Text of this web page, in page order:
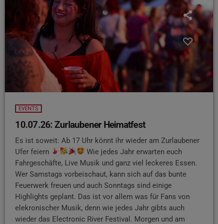
EVENTS
10.07.26: Zurlaubener Heimatfest
Es ist soweit: Ab 17 Uhr könnt ihr wieder am Zurlaubener
Ufer feiern
Wie jedes Jahr erwarten euch
Fahrgeschäfte, Live Musik und ganz viel leckeres Essen.
Wer Samstags vorbeischaut, kann sich auf das bunte
Feuerwerk freuen und auch Sonntags sind einige
Highlights geplant. Das ist vor allem was für Fans von
elekronischer Musik, denn wie jedes Jahr gibts auch
wieder das Electronic River Festival. Morgen und am